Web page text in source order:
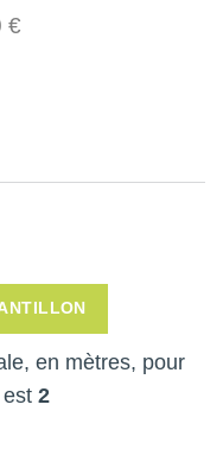
€
en mètres, pour
2